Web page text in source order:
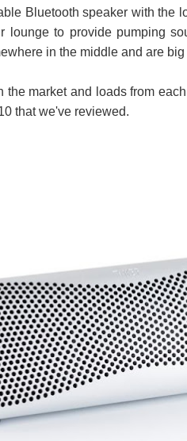
පෙළ
Bluetooth speaker with the
lounge to provide pumping
in the middle and are
the market and loads from
that we've reviewed.